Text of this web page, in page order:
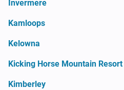
Invermere
Kamloops
Kelowna
Kicking Horse Mountain Resort
Kimberley